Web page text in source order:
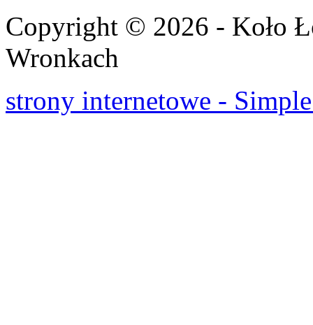
Copyright © 2026 - Koło
Wronkach
strony internetowe -